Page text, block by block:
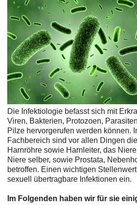
Die Infektiologie befasst sich mit
Viren, Bakterien, Protozoen,
Pilze hervorgerufen werden können.
Fachbereich sind vor allen Dingen
Harnröhre sowie Harnleiter, das
Niere selber, sowie Prostata,
betroffen. Einen wichtigen
sexuell übertragbare Infektionen ein.
Im Folgenden haben wir für sie